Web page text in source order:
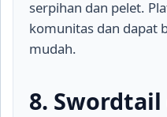
serpihan dan pelet.
komunitas dan dapat
mudah.
8. Swordtail